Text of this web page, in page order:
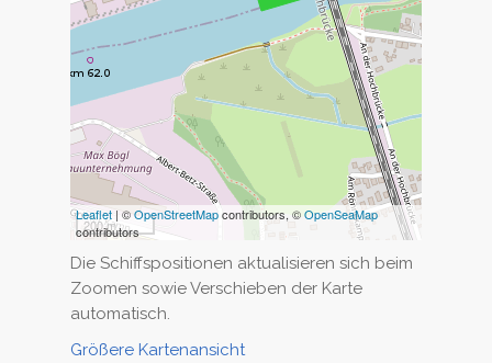
200 m
Leaflet | ©OpenStreetMapcontributors, ©OpenSeaMap
contributors
Die Schiffspositionen aktualisieren sich beim
Zoomen sowie Verschieben der Karte
automatisch.
Größere Kartenansicht